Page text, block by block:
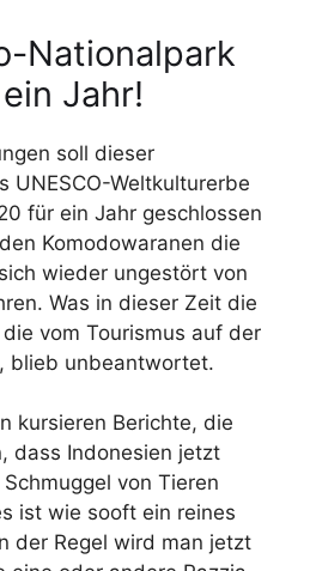
Nationalpark
Jahr!
soll dieser
UNESCO-Weltkulturerbe
für ein Jahr geschlossen
Komodowaranen die
wieder ungestört von
Was in dieser Zeit die
vom Tourismus auf der
blieb unbeantwortet.
kursieren Berichte, die
dass Indonesien jetzt
von Tieren
ist wie sooft ein reines
der Regel wird man jetzt